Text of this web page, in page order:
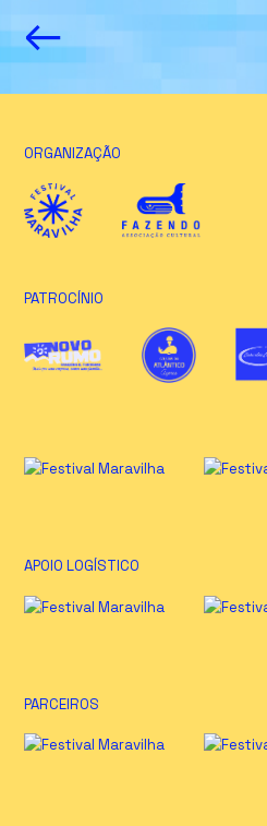
←
ORGANIZAÇÃO
PATROCÍNIO
APOIO LOGÍSTICO
PARCEIROS